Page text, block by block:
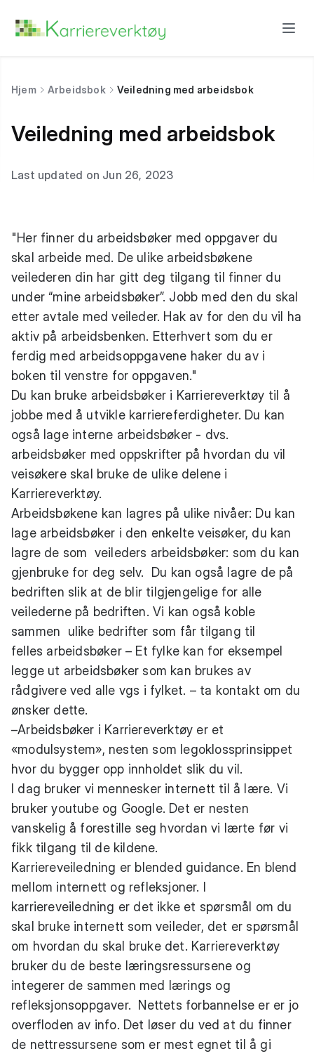
Hjem Arbeidsbok Veiledning med arbeidsbok
Veiledning med arbeidsbok
Last updated on Jun 26, 2023
"Her finner du arbeidsbøker med oppgaver du
skal arbeide med. De ulike arbeidsbøkene
veilederen din har gitt deg tilgang til finner du
under “mine arbeidsbøker”. Jobb med den du skal
etter avtale med veileder. Hak av for den du vil ha
aktiv på arbeidsbenken. Etterhvert som du er
ferdig med arbeidsoppgavene haker du av i
boken til venstre for oppgaven."
Du kan bruke arbeidsbøker i Karriereverktøy til å
jobbe med å utvikle karriereferdigheter. Du kan
også lage interne arbeidsbøker - dvs.
arbeidsbøker med oppskrifter på hvordan du vil
veisøkere skal bruke de ulike delene i
Karriereverktøy.
Arbeidsbøkene kan lagres på ulike nivåer: Du kan
lage arbeidsbøker i den enkelte veisøker, du kan
lagre de som veileders arbeidsbøker: som du kan
gjenbruke for deg selv. Du kan også lagre de på
bedriften slik at de blir tilgjengelige for alle
veilederne på bedriften. Vi kan også koble
sammen ulike bedrifter som får tilgang til
felles arbeidsbøker – Et fylke kan for eksempel
legge ut arbeidsbøker som kan brukes av
rådgivere ved alle vgs i fylket. – ta kontakt om du
ønsker dette.
–Arbeidsbøker i Karriereverktøy er et
«modulsystem», nesten som legoklossprinsippet
hvor du bygger opp innholdet slik du vil.
I dag bruker vi mennesker internett til å lære. Vi
bruker youtube og Google. Det er nesten
vanskelig å forestille seg hvordan vi lærte før vi
fikk tilgang til de kildene.
Karriereveiledning er blended guidance. En blend
mellom internett og refleksjoner. I
karriereveiledning er det ikke et spørsmål om du
skal bruke internett som veileder, det er spørsmål
om hvordan du skal bruke det. Karriereverktøy
bruker du de beste læringsressursene og
integerer de sammen med lærings og
refleksjonsoppgaver. Nettets forbannelse er er jo
overfloden av info. Det løser du ved at du finner
de nettressursene som er mest egnet til å gi